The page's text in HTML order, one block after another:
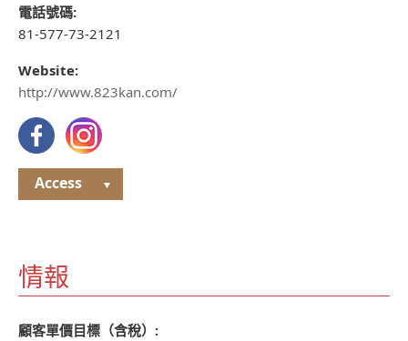
電話號碼:
81-577-73-2121
Website:
http://www.823kan.com/
Access
情報
顧客單價目標（含稅）: